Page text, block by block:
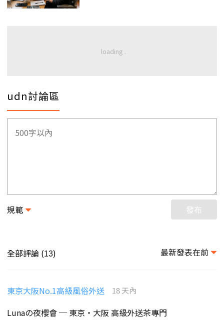
udn討論區
規範 發布
全部評論 (13) 最新發表在前
東京大阪No.1高級風俗外送 18 天內
Lunaの夜櫻會 ─ 東京・大阪 高級外送茶專門